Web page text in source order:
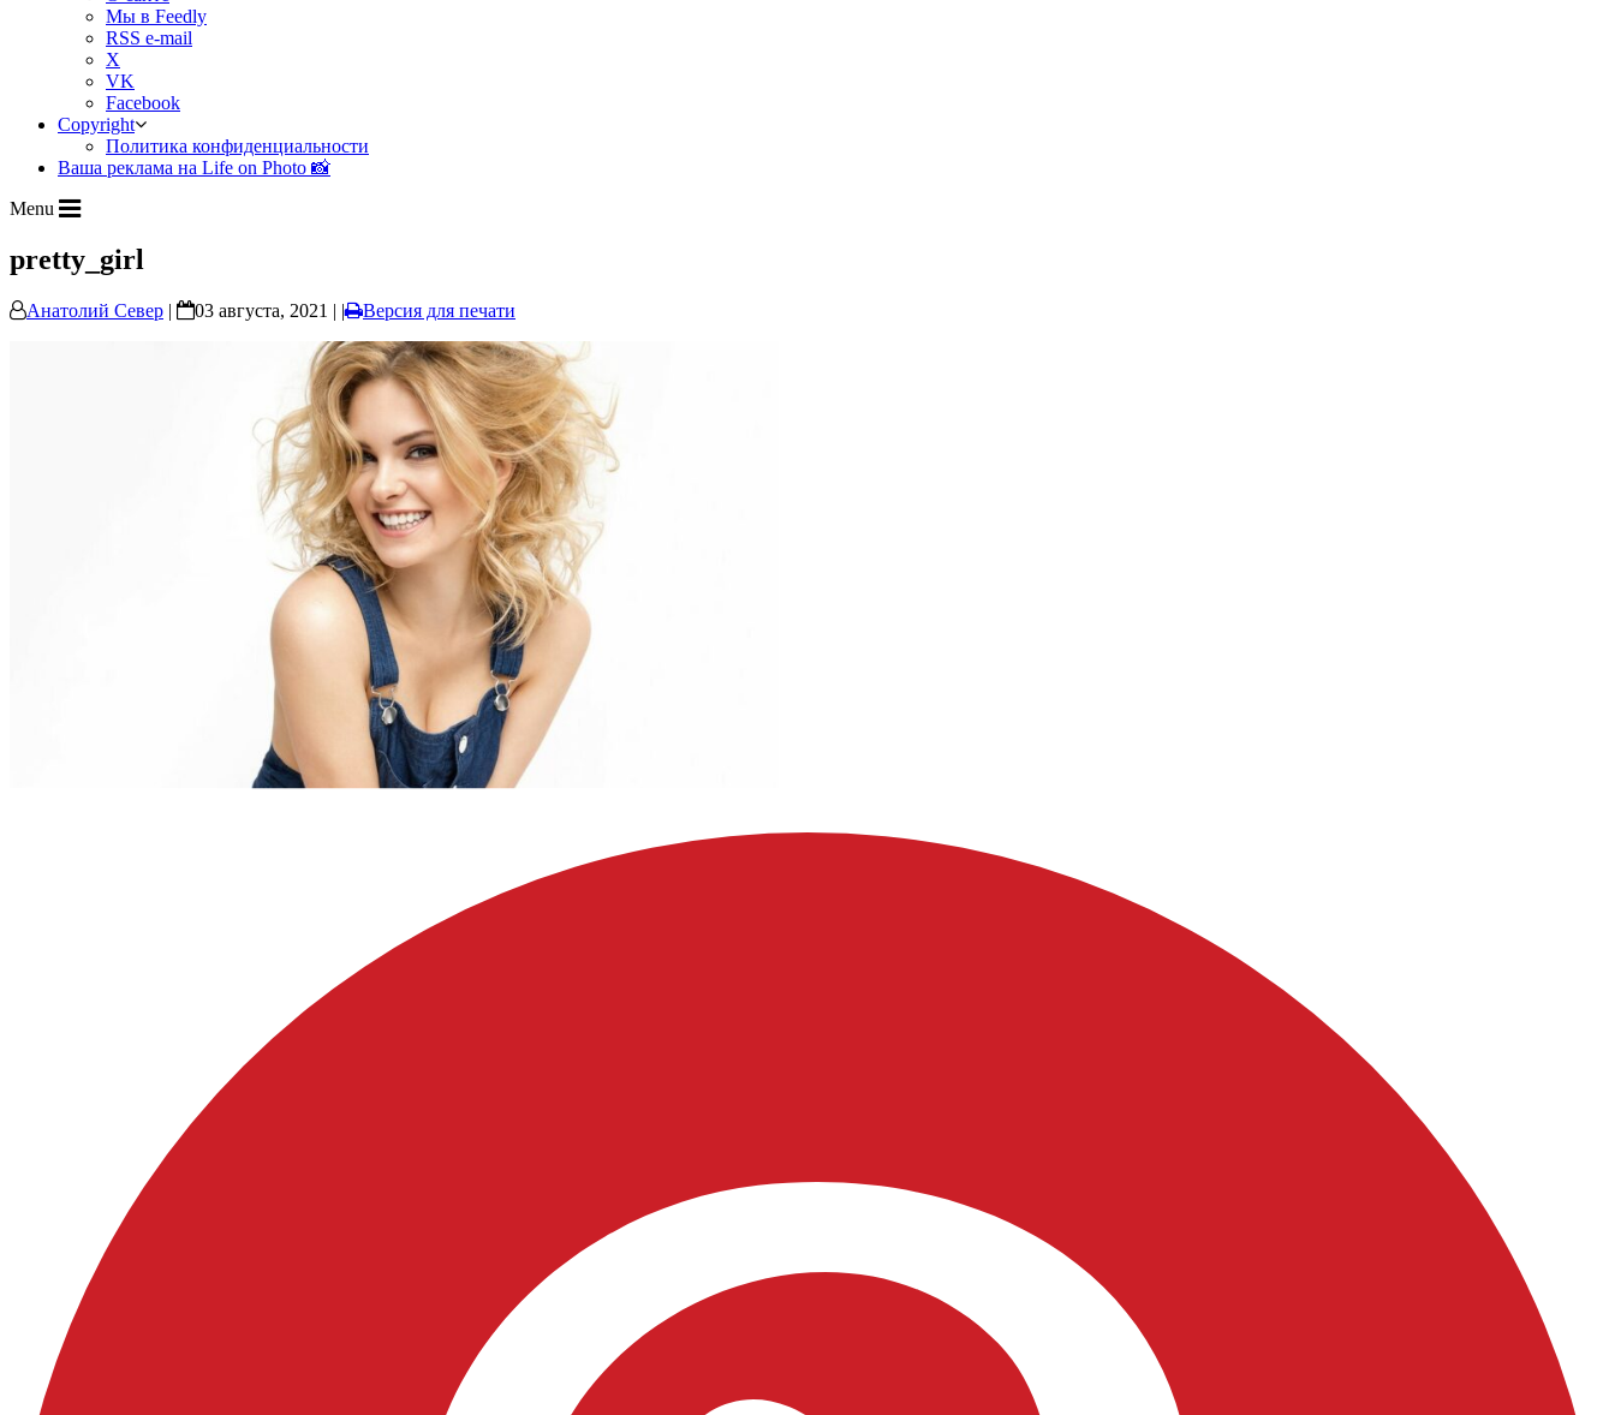
Мы в Feedly
RSS e-mail
X
VK
Facebook
Copyright
Политика конфиденциальности
Ваша реклама на Life on Photo 📸
Menu
pretty_girl
Анатолий Север | 03 августа, 2021 | | Версия для печати